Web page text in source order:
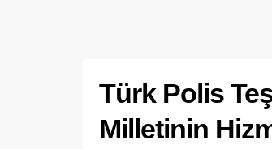
Türk Polis
Milletinin